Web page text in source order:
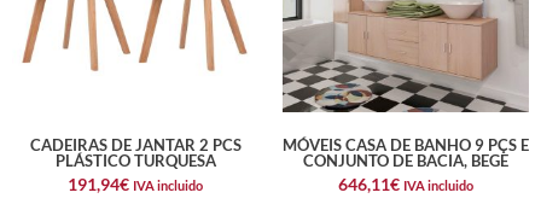
CADEIRAS DE JANTAR 2 PCS
PLÁSTICO TURQUESA
191,94€ IVA incluido
MÓVEIS CASA DE BANHO 9 PÇS E
CONJUNTO DE BACIA, BEGE
646,11€ IVA incluido